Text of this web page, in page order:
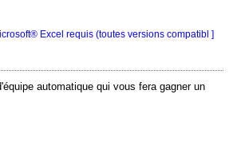
Excel requis (toutes versions compatibl ]
automatique qui vous fera gagner un